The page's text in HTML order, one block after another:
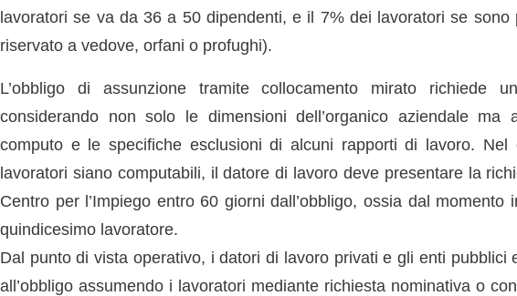
lavoratori se va da 36 a 50 dipendenti, e il 7% dei lavoratori se sono
riservato a vedove, orfani o profughi).
L’obbligo di assunzione tramite collocamento mirato richiede
considerando non solo le dimensioni dell’organico aziendale ma
computo e le specifiche esclusioni di alcuni rapporti di lavoro.
lavoratori siano computabili, il datore di lavoro deve presentare la
Centro per l’Impiego entro 60 giorni dall’obbligo, ossia dal momento
quindicesimo lavoratore.
Dal punto di vista operativo, i datori di lavoro privati e gli enti pubblici
all’obbligo assumendo i lavoratori mediante richiesta nominativa o